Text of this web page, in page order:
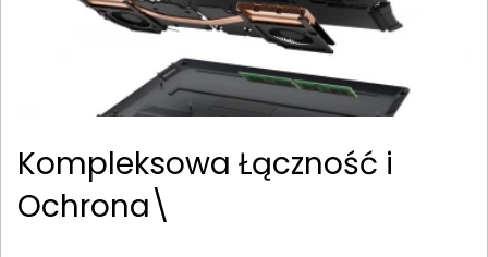
Kompleksowa Łączność i
Ochrona\